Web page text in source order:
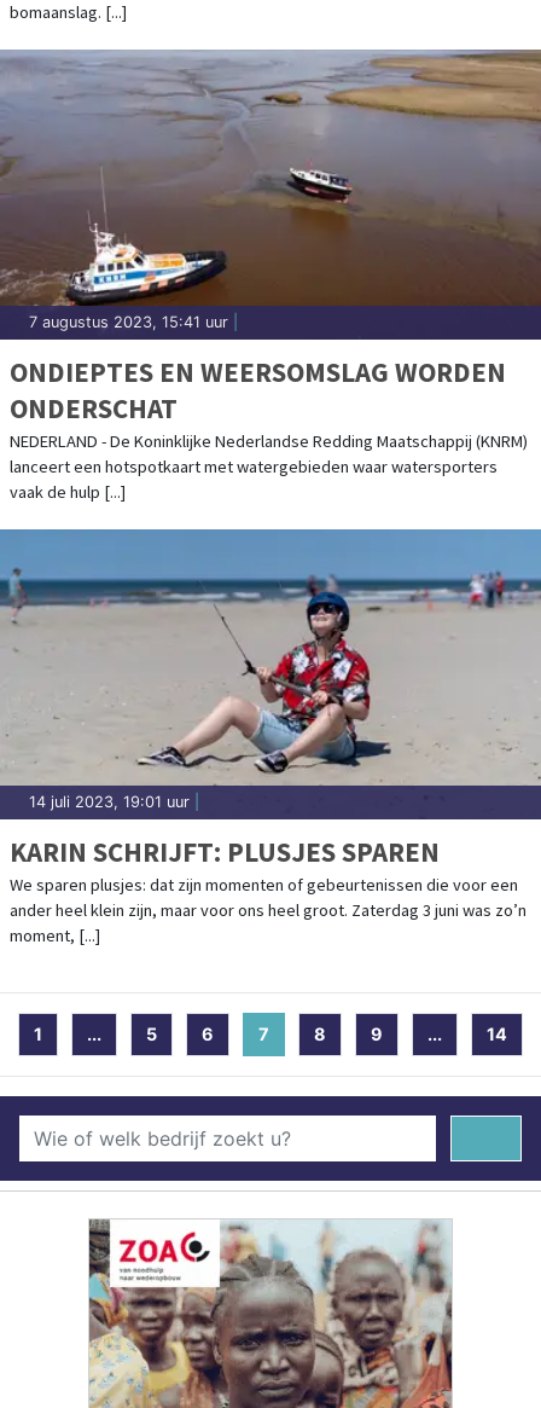
bomaanslag. [...]
7 augustus 2023, 15:41 uur
ONDIEPTES EN WEERSOMSLAG WORDEN
ONDERSCHAT
NEDERLAND - De Koninklijke Nederlandse Redding Maatschappij (KNRM)
lanceert een hotspotkaart met watergebieden waar watersporters
vaak de hulp [...]
14 juli 2023, 19:01 uur
KARIN SCHRIJFT: PLUSJES SPAREN
We sparen plusjes: dat zijn momenten of gebeurtenissen die voor een
ander heel klein zijn, maar voor ons heel groot. Zaterdag 3 juni was zo’n
moment, [...]
1 ... 5 6 7 (current)
8 9 ... 14